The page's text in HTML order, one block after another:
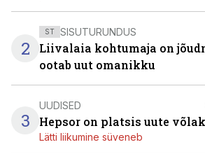
2
ST SISUTURUNDUS
Liivalaia kohtumaja on
ootab uut omanikku
3
UUDISED
Hepsor on platsis uute
Lätti liikumine süveneb